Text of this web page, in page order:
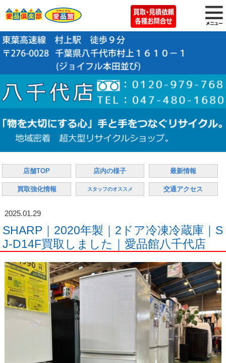
店舗TOP 店内の様子 最新情報
買取強化情報 スタッフのオススメ 交通アクセス
2025.01.29
SHARP｜2020年製｜2ドア冷凍冷蔵庫｜S
J-D14F買取しました｜愛品館八千代店